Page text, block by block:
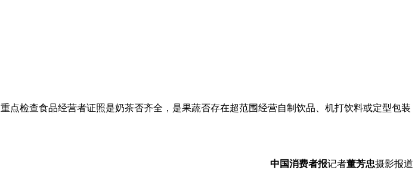
重点检查食品经营者证照是奶茶否齐全，是果蔬否存在超范围经营自制饮品、机打饮料或定型包装
中国消费者报记者董芳忠摄影报道